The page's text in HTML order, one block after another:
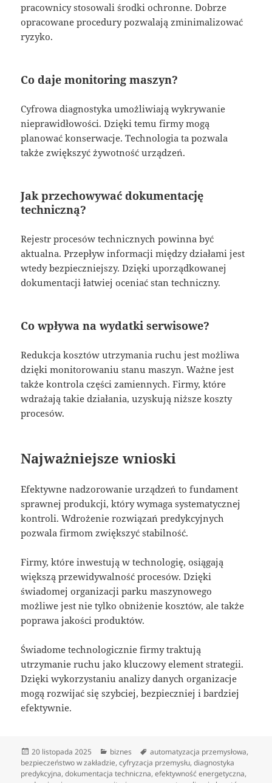
pracownicy stosowali środki ochronne. Dobrze
opracowane procedury pozwalają zminimalizować
ryzyko.
Co daje monitoring maszyn?
Cyfrowa diagnostyka umożliwiają wykrywanie
nieprawidłowości. Dzięki temu firmy mogą
planować konserwacje. Technologia ta pozwala
także zwiększyć żywotność urządzeń.
Jak przechowywać dokumentację
techniczną?
Rejestr procesów technicznych powinna być
aktualna. Przepływ informacji między działami jest
wtedy bezpieczniejszy. Dzięki uporządkowanej
dokumentacji łatwiej oceniać stan techniczny.
Co wpływa na wydatki serwisowe?
Redukcja kosztów utrzymania ruchu jest możliwa
dzięki monitorowaniu stanu maszyn. Ważne jest
także kontrola części zamiennych. Firmy, które
wdrażają takie działania, uzyskują niższe koszty
procesów.
Najważniejsze wnioski
Efektywne nadzorowanie urządzeń to fundament
sprawnej produkcji, który wymaga systematycznej
kontroli. Wdrożenie rozwiązań predykcyjnych
pozwala firmom zwiększyć stabilność.
Firmy, które inwestują w technologię, osiągają
większą przewidywalność procesów. Dzięki
świadomej organizacji parku maszynowego
możliwe jest nie tylko obniżenie kosztów, ale także
poprawa jakości produktów.
Świadome technologicznie firmy traktują
utrzymanie ruchu jako kluczowy element strategii.
Dzięki wykorzystaniu analizy danych organizacje
mogą rozwijać się szybciej, bezpieczniej i bardziej
efektywnie.
Data
publikacji
20 listopada 2025 Kategorie
biznes Tagi
automatyzacja przemysłowa,
bezpieczeństwo w zakładzie,cyfryzacja przemysłu,diagnostyka
predykcyjna,dokumentacja techniczna,efektywność energetyczna,